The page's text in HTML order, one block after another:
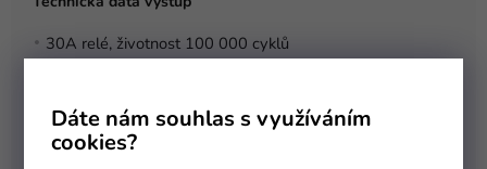
Dáte nám souhlas s využíváním
cookies?
30A relé, životnost 100 000 cyklů